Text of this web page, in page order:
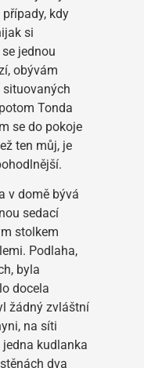
kdy
si
jednou
obývám
Tonda
se do pokoje
ten můj, je
v domě bývá
sedací
stolkem
Podlaha,
byla
docela
žádný zvláštní
na síti
kudlanka
dva